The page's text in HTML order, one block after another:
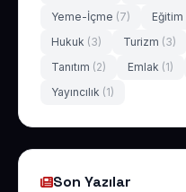
Yeme-İçme (7) Eğitim
Hukuk (3) Turizm (3)
Tanıtım (2) Emlak (1)
Yayıncılık (1)
Son Yazılar